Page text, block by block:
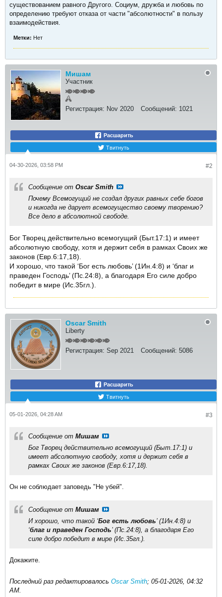
существованием равного Другого. Социум, дружба и любовь по
определению требуют отказа от части "абсолютности" в пользу
взаимодействия.
Метки: Нет
Мишам
Участник
Регистрация: Nov 2020 Сообщений: 1021
Расшарить
Твитнуть
#2
04-30-2026, 03:58 PM
Сообщение от Oscar Smith
Почему Всемогущий не создал других равных себе богов
и никогда не дарует всемогущество своему творению?
Все дело в абсолютной свободе.
Бог Творец действительно всемогущий (Быт.17:1) и имеет
абсолютную свободу, хотя и держит себя в рамках Своих же
законов (Евр.6:17,18).
И хорошо, что такой ‘Бог есть любовь’ (1Ин.4:8) и ‘благ и
праведен Господь’ (Пс.24:8), а благодаря Его силе добро
победит в мире (Ис.35гл.).
Oscar Smith
Liberty
Регистрация: Sep 2021 Сообщений: 5086
Расшарить
Твитнуть
#3
05-01-2026, 04:28 AM
Сообщение от Мишам
Бог Творец действительно всемогущий (Быт.17:1) и
имеет абсолютную свободу, хотя и держит себя в
рамках Своих же законов (Евр.6:17,18).
Он не соблюдает заповедь "Не убей".
Сообщение от Мишам
И хорошо, что такой ‘Бог есть любовь’ (1Ин.4:8) и
‘благ и праведен Господь’ (Пс.24:8), а благодаря Его
силе добро победит в мире (Ис.35гл.).​
Докажите.
Последний раз редактировалось Oscar Smith; 05-01-2026, 04:32
AM.